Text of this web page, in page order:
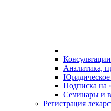
Аналитика,
Юридическое
Подписка на
Семинары и
Регистрация